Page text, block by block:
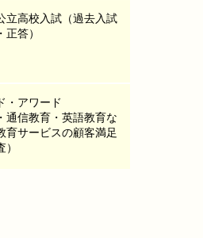
立高校入試（過去入試
正答）
・アワード
通信教育・英語教育な
育サービスの顧客満足
）